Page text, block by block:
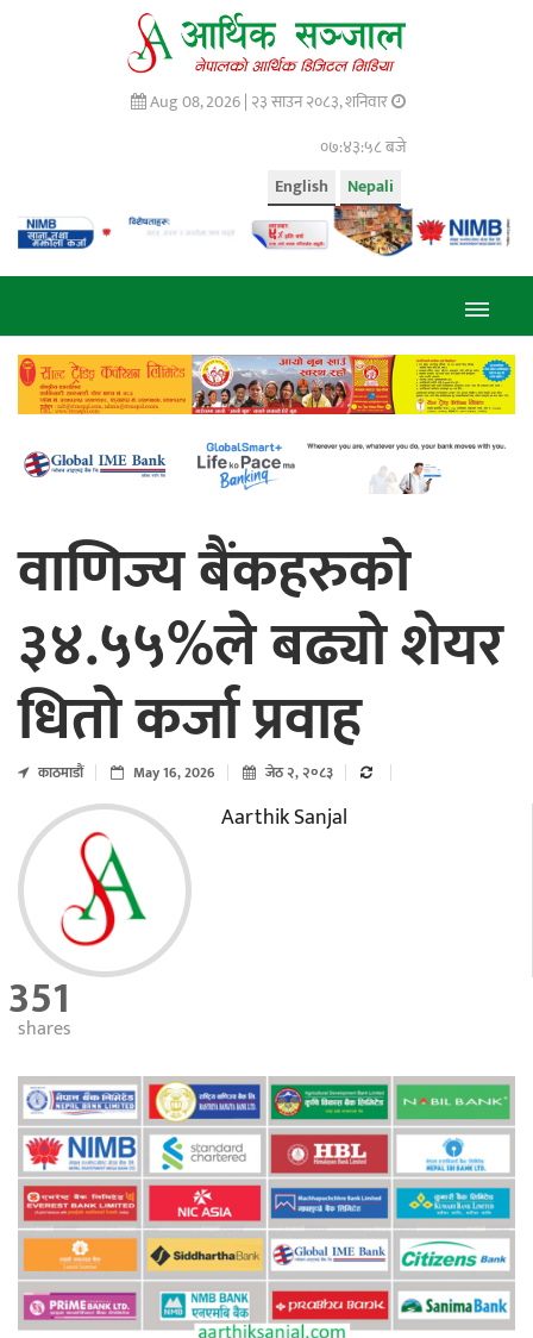
Aug 08, 2026 | २३ साउन २०८३, शनिवार
०७:४३:५९ बजे
Nepali
English
वाणिज्य बैंकहरुको
३४.५५%ले बढ्यो शेयर
धितो कर्जा प्रवाह
काठमाडाैं May 16, 2026 जेठ २, २०८३
Aarthik Sanjal
351
shares